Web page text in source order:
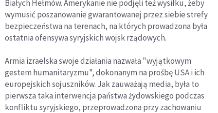
Białych Hełmów. Amerykanie nie podjęli też wysiłku, żeby
wymusić poszanowanie gwarantowanej przez siebie strefy
bezpieczeństwa na terenach, na których prowadzona była
ostatnia ofensywa syryjskich wojsk rządowych.
Armia izraelska swoje działania nazwała "wyjątkowym
gestem humanitaryzmu", dokonanym na prośbę USA i ich
europejskich sojuszników. Jak zauważają media, była to
pierwsza taka interwencja państwa żydowskiego podczas
konfliktu syryjskiego, przeprowadzona przy zachowaniu